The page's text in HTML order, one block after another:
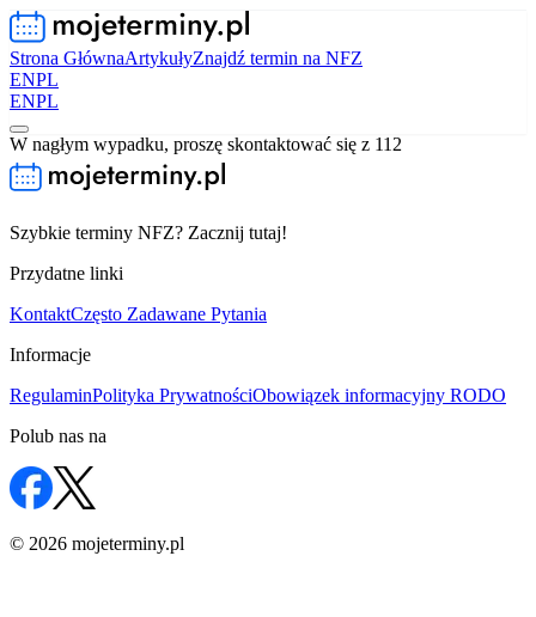
Strona GłównaArtykułyZnajdź termin na NFZ
ENPL
ENPL
W nagłym wypadku, proszę skontaktować się z 112
Szybkie terminy NFZ? Zacznij tutaj!
Przydatne linki
KontaktCzęsto Zadawane Pytania
Informacje
RegulaminPolityka PrywatnościObowiązek informacyjny RODO
Polub nas na
© 2026 mojeterminy.pl